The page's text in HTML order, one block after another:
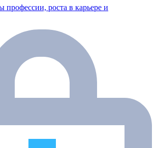
профессии, роста в карьере и